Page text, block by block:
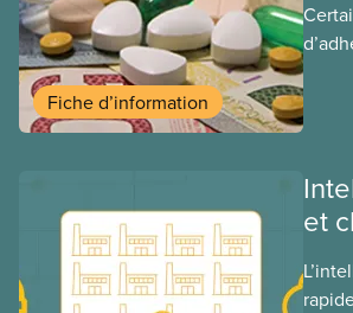
Fiche d’information
et